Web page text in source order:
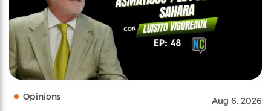
Opinions Aug 6, 2026